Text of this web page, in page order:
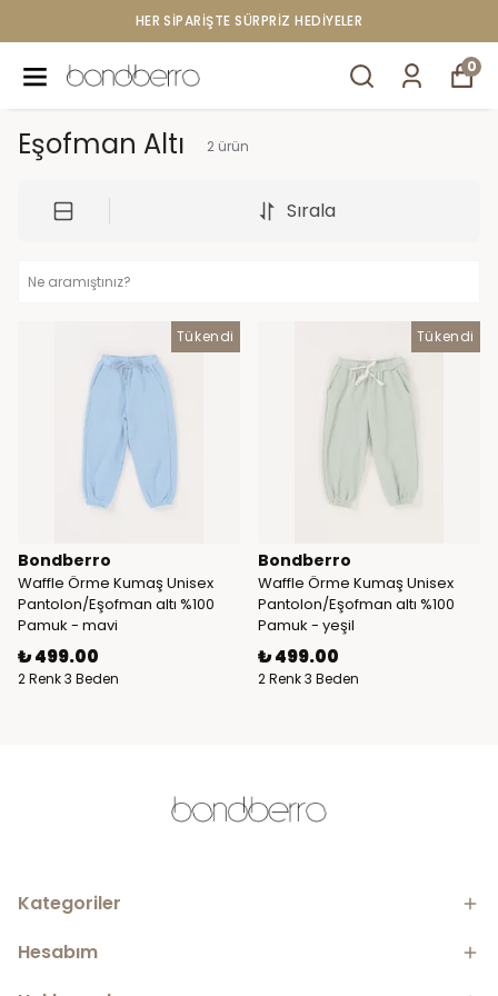
HER SİPARİŞTE SÜRPRİZ HEDİYELER
0
Eşofman Altı 2 ürün
Sırala
Tükendi
Bondberro
Waffle Örme Kumaş Unisex
Pantolon/Eşofman altı %100
Pamuk - mavi
₺ 499.00
2 Renk 3 Beden
Tükendi
Bondberro
Waffle Örme Kumaş Unisex
Pantolon/Eşofman altı %100
Pamuk - yeşil
₺ 499.00
2 Renk 3 Beden
Kategoriler
Hesabım